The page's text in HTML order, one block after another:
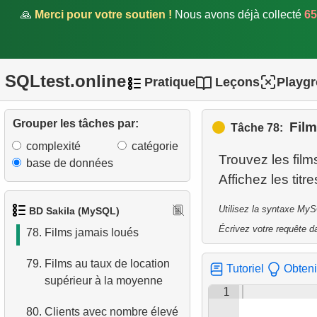
🙏 Merci pour votre soutien ! Nous avons déjà collecté
SQLtest.online Pratique Leçons
Grouper les tâches par:
complexité
catégorie
base de données
BD Sakila (MySQL)
location et de retour
74. Films les moins populaires
75.Clients dépensant le plus
disponible
77.Langues non représentées
78. Films jamais loués
79. Films au taux de location
supérieur à la moyenne
80. Clients avec nombre élevé
Tâche 78:
Trouvez les
Utilisez la syntaxe
Écrivez votre requête
Tutoriel
1